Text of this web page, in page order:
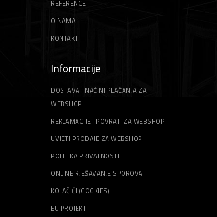
REFERENCE
O NAMA
KONTAKT
Informacije
DOSTAVA I NAČINI PLAĆANJA ZA
WEBSHOP
REKLAMACIJE I POVRATI ZA WEBSHOP
UVJETI PRODAJE ZA WEBSHOP
POLITIKA PRIVATNOSTI
ONLINE RJEŠAVANJE SPOROVA
KOLAČIĆI (COOKIES)
EU PROJEKTI